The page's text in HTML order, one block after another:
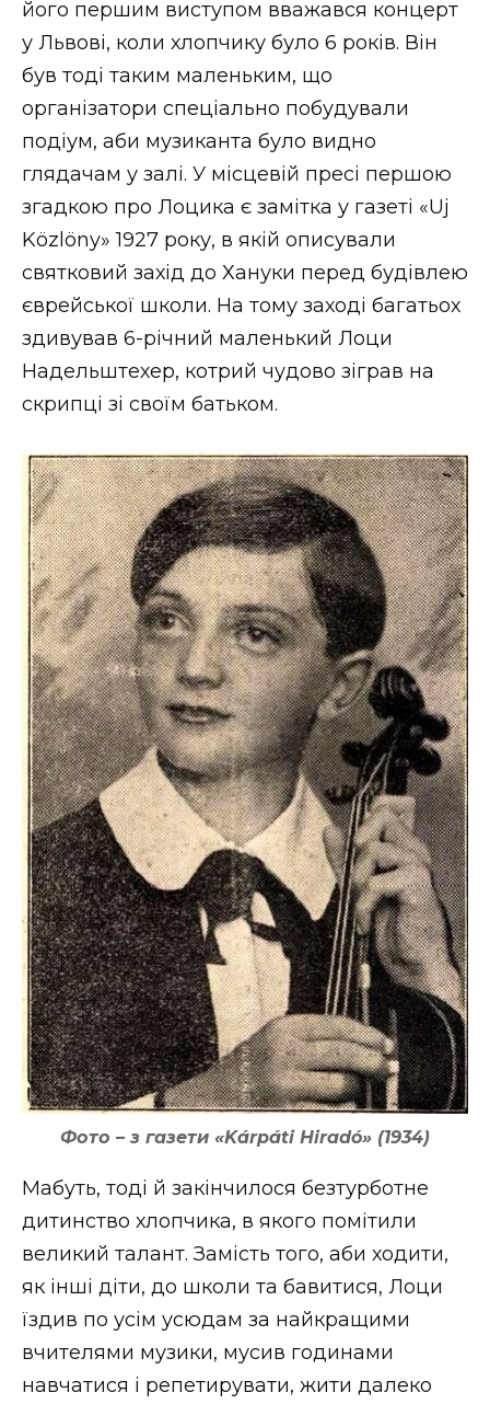
його першим виступом вважався концерт
у Львові, коли хлопчику було 6 років. Він
був тоді таким маленьким, що
організатори спеціально побудували
подіум, аби музиканта було видно
глядачам у залі. У місцевій пресі першою
згадкою про Лоцика є замітка у газеті «Uj
Közlöny» 1927 року, в якій описували
святковий захід до Хануки перед будівлею
єврейської школи. На тому заході багатьох
здивував 6-річний маленький Лоци
Надельштехер, котрий чудово зіграв на
скрипці зі своїм батьком.
Фото – з газети «Kárpáti Hiradó» (1934)
Мабуть, тоді й закінчилося безтурботне
дитинство хлопчика, в якого помітили
великий талант. Замість того, аби ходити,
як інші діти, до школи та бавитися, Лоци
їздив по усім усюдам за найкращими
вчителями музики, мусив годинами
навчатися і репетирувати, жити далеко